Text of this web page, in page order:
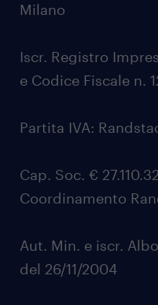
Milano
Iscr. Registro
e Codice Fiscale n.
Partita IVA:
Cap. Soc. €
Coordinamento
Aut. Min. e iscr.
del 26/11/2004